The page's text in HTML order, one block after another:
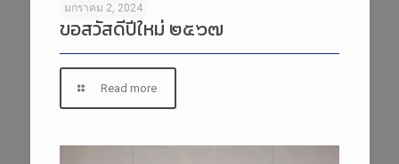
มกราคม 2, 2024
ขอสวัสดีปีใหม่ ๒๕๖๗
Read more